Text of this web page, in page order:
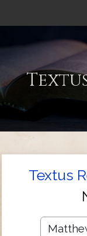
Textus